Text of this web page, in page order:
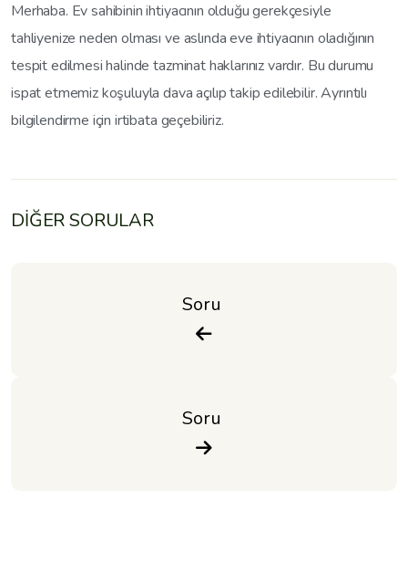
Merhaba. Ev sahibinin ihtiyacının olduğu gerekçesiyle
tahliyenize neden olması ve aslında eve ihtiyacının oladığının
tespit edilmesi halinde tazminat haklarınız vardır. Bu durumu
ispat etmemiz koşuluyla dava açılıp takip edilebilir. Ayrıntılı
bilgilendirme için irtibata geçebiliriz.
DİĞER SORULAR
Soru
Soru